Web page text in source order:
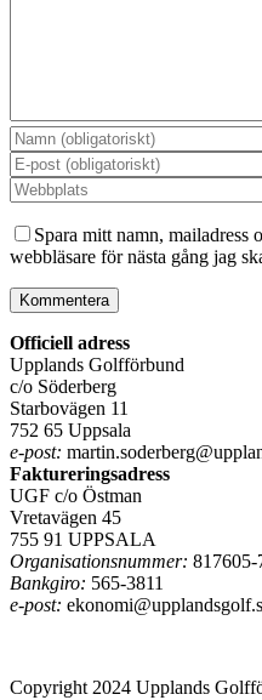
Spara mitt namn, mailadress
webbläsare för nästa gång jag
Officiell adress
Upplands Golfförbund
c/o Söderberg
Starbovägen 11
752 65 Uppsala
e-post:
Faktureringsadress
UGF c/o Östman
Vretavägen 45
755 91 UPPSALA
Organisationsnummer: 817605-
Bankgiro: 565-3811
e-post:
Copyright 2024 Upplands